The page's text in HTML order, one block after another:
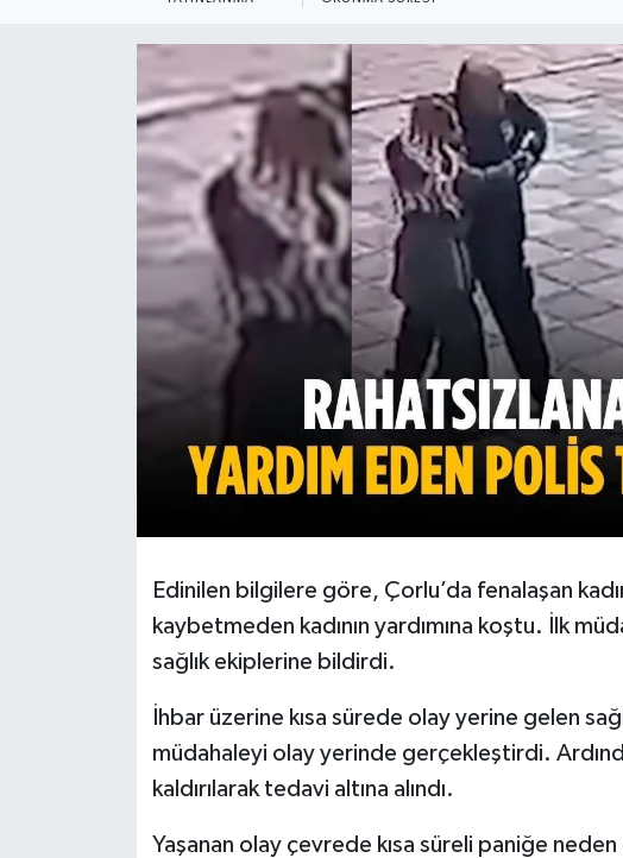
Edinilen bilgilere göre, Çorlu’da fenalaşan
kaybetmeden kadının yardımına koştu. İlk
sağlık ekiplerine bildirdi.
İhbar üzerine kısa sürede olay yerine gelen
müdahaleyi olay yerinde gerçekleştirdi.
kaldırılarak tedavi altına alındı.
Yaşanan olay çevrede kısa süreli paniğe
Ekonomi
Teknoloji